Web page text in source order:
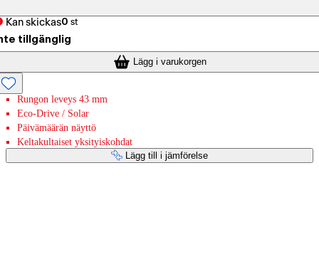
Kan skickas0 st
tillgänglig
Lägg i varukorgen
Rungon leveys 43 mm
Eco-Drive / Solar
Päivämäärän näyttö
Keltakultaiset yksityiskohdat
Lägg till i jämförelse